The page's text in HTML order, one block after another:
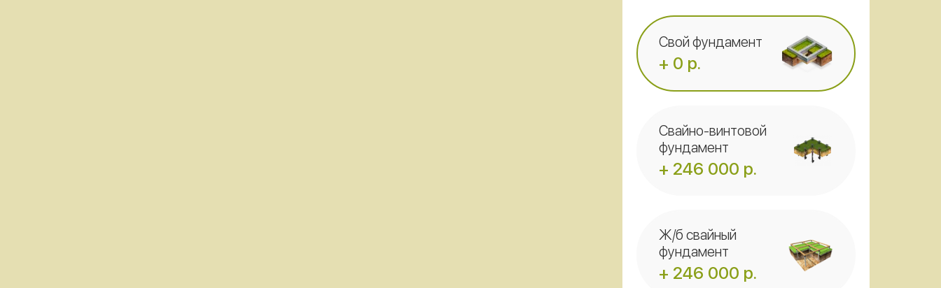
Свой фундамент
+ 0 р.
Свайно-винтовой
фундамент
+ 246 000 р.
Ж/б свайный
фундамент
+ 246 000 р.